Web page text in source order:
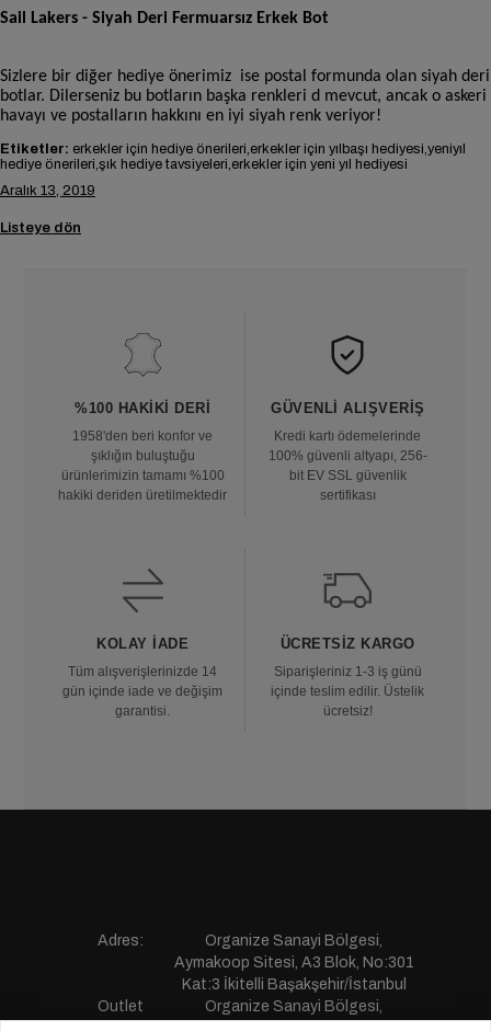
Sail Lakers - Siyah Deri Fermuarsız Erkek Bot
Sizlere bir diğer hediye önerimiz ise postal formunda olan siyah deri
botlar. Dilerseniz bu botların başka renkleri d mevcut, ancak o askeri
havayı ve postalların hakkını en iyi siyah renk veriyor!
Etiketler: erkekler için hediye önerileri,erkekler için yılbaşı hediyesi,yeniyıl
hediye önerileri,şık hediye tavsiyeleri,erkekler için yeni yıl hediyesi
Aralık 13, 2019
Listeye dön
%100 HAKIKI DERI
1958'den beri konfor ve
şıklığın buluştuğu
ürünlerimizin tamamı %100
hakiki deriden üretilmektedir
GÜVENLI ALIŞVERIŞ
Kredi kartı ödemelerinde
100% güvenli altyapı, 256-
bit EV SSL güvenlik
sertifikası
KOLAY İADE
Tüm alışverişlerinizde 14
gün içinde iade ve değişim
garantisi.
ÜCRETSIZ KARGO
Siparişleriniz 1-3 iş günü
içinde teslim edilir. Üstelik
ücretsiz!
Adres:
Organize Sanayi Bölgesi,
Aymakoop Sitesi, A3 Blok, No:301
Kat:3 İkitelli Başakşehir/İstanbul
Outlet
Organize Sanayi Bölgesi,